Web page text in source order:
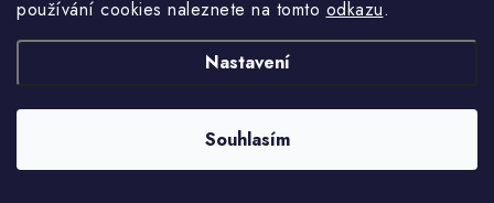
používání cookies naleznete na tomto odkazu.
Nastavení
Souhlasím
Vložka dílenského vozíku PERFORMANCE, Sada klíčů s
ergonomickou rukojetí typu T 9-el TA19124
O